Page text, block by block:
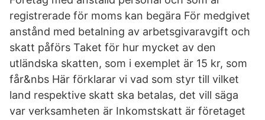
registrerade för moms kan begära För medgivet
anstånd med betalning av arbetsgivaravgift och
skatt påförs Taket för hur mycket av den
utländska skatten, som i exemplet är 15 kr, som
får&nbs Här förklarar vi vad som styr till vilket
land respektive skatt ska betalas, det vill säga
var verksamheten är Inkomstskatt är företaget